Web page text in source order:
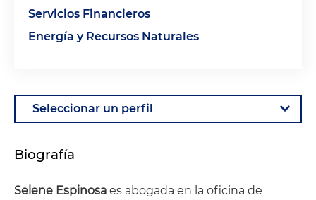
Servicios Financieros
Energía y Recursos Naturales
Biografía
Selene Espinosa es abogada en la oficina de